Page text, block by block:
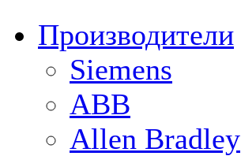
Производители
Siemens
ABB
Allen Bradley